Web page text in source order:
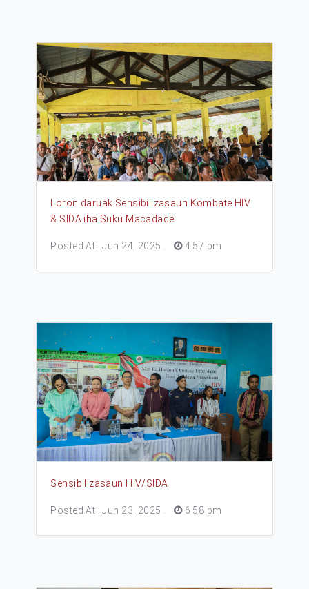
Loron daruak Sensibilizasaun Kombate HIV
& SIDA iha Suku Macadade
Posted At : Jun 24, 2025 4 57 pm
Sensibilizasaun HIV/SIDA
Posted At : Jun 23, 2025 6 58 pm